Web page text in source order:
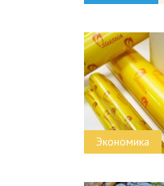
Экономика